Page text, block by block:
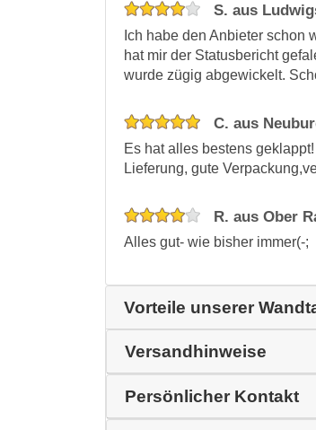
S. aus
Ich habe den Anbieter schon
hat mir der Statusbericht
wurde zügig abgewickelt.
C. aus
Es hat alles bestens
Lieferung, gute
R. aus Ober
Alles gut- wie bisher immer(-;
Vorteile unserer
Versandhinweise
Persönlicher Kontakt